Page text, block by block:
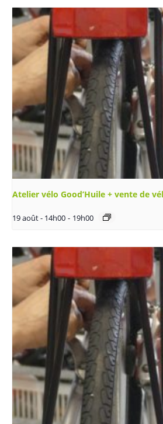
Atelier vélo Good’Huile + vente de
19 août - 14h00 - 19h00